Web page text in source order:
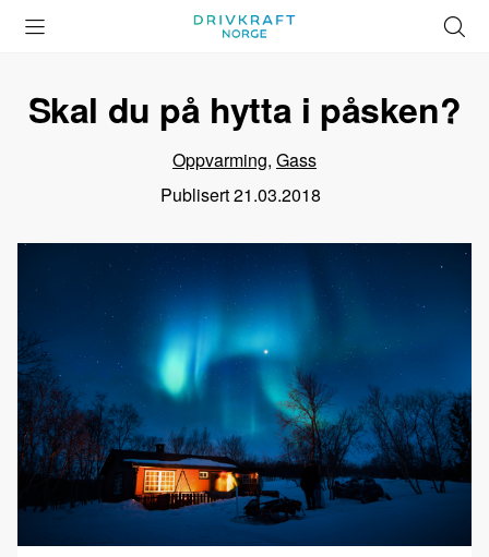
Skal du på hytta i påsken?
Oppvarming, Gass
Publisert21.03.2018